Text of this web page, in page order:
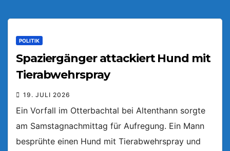
POLITIK
Spaziergänger attackiert Hund mit
Tierabwehrspray
19. JULI 2026
Ein Vorfall im Otterbachtal bei Altenthann sorgte
am Samstagnachmittag für Aufregung. Ein Mann
besprühte einen Hund mit Tierabwehrspray und